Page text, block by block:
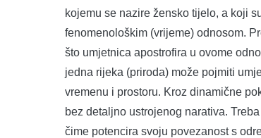
kojemu se nazire žensko tijelo, a koji
fenomenološkim (vrijeme) odnosom.
što umjetnica apostrofira u ovome
jedna rijeka (priroda) može pojmiti
vremenu i prostoru. Kroz dinamične
bez detaljno ustrojenog narativa.
čime potencira svoju povezanost s